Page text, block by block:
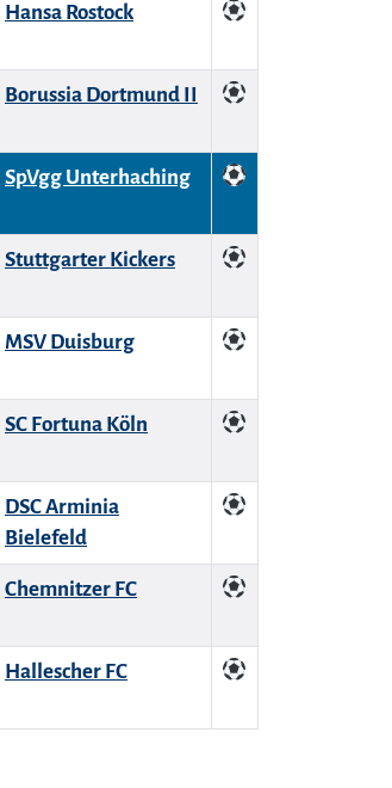
Hansa Rostock
Borussia Dortmund II
SpVgg Unterhaching
Stuttgarter Kickers
MSV Duisburg
SC Fortuna Köln
DSC Arminia
Bielefeld
Chemnitzer FC
Hallescher FC